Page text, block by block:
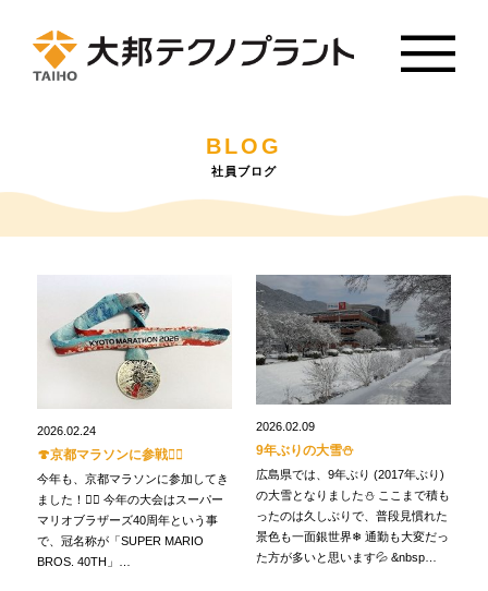
BLOG
社員ブログ
2026.02.24
🍄京都マラソンに参戦🏃‍♂️
今年も、京都マラソンに参加してき
ました！🏃‍♂️ 今年の大会はスーパー
マリオブラザーズ40周年という事
で、冠名称が「SUPER MARIO
BROS. 40TH」…
2026.02.09
9年ぶりの大雪⛄
広島県では、9年ぶり (2017年ぶり)
の大雪となりました⛄ ここまで積も
ったのは久しぶりで、普段見慣れた
景色も一面銀世界❄ 通勤も大変だっ
た方が多いと思います💦 &nbsp…